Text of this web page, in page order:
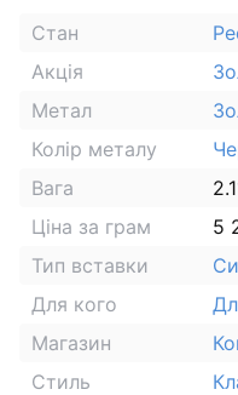
Стан
Акція
Метал
Колір металу
Вага
Ціна за грам
5
Тип вставки
Для кого
Магазин
Стиль